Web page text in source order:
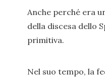
Anche perché era
della discesa dello
primitiva.
Nel suo tempo, la